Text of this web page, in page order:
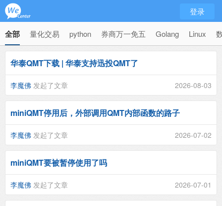
登录
全部 量化交易 python 券商万一免五 Golang Linux
华泰QMT下载 | 华泰支持迅投QMT了
李魔佛 发起了文章 2026-08-03
miniQMT停用后，外部调用QMT内部函数的路子
李魔佛 发起了文章 2026-07-02
miniQMT要被暂停使用了吗
李魔佛 发起了文章 2026-07-01